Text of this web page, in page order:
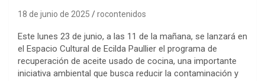
18 de junio de 2025 rocontenidos
Este lunes 23 de junio, a las 11 de la mañana, se lanzará en
el Espacio Cultural de Ecilda Paullier el programa de
recuperación de aceite usado de cocina, una importante
iniciativa ambiental que busca reducir la contaminación y